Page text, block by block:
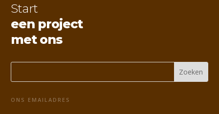
Start
een project
met ons
ONS EMAILADRES